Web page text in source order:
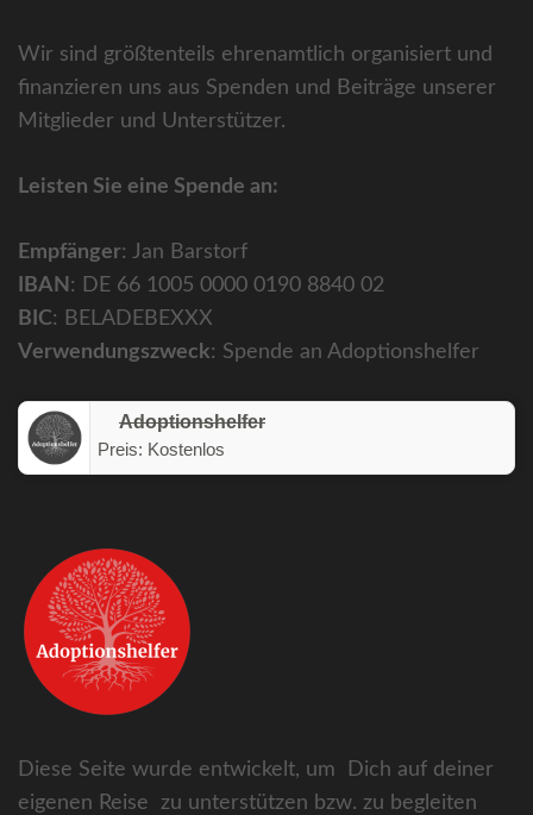
Wir sind größtenteils ehrenamtlich organisiert und
finanzieren uns aus Spenden und Beiträge unserer
Mitglieder und Unterstützer.
Leisten Sie eine Spende an:
Empfänger: Jan Barstorf
IBAN : DE 66 1005 0000 0190 8840 02
BIC: BELADEBEXXX
Verwendungszweck: Spende an Adoptionshelfer
Adoptionshelfer
Preis: Kostenlos
Diese Seite wurde entwickelt, um Dich auf deiner
eigenen Reise zu unterstützen bzw. zu begleiten